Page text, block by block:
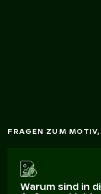
FRAGEN ZUM
Warum sind in